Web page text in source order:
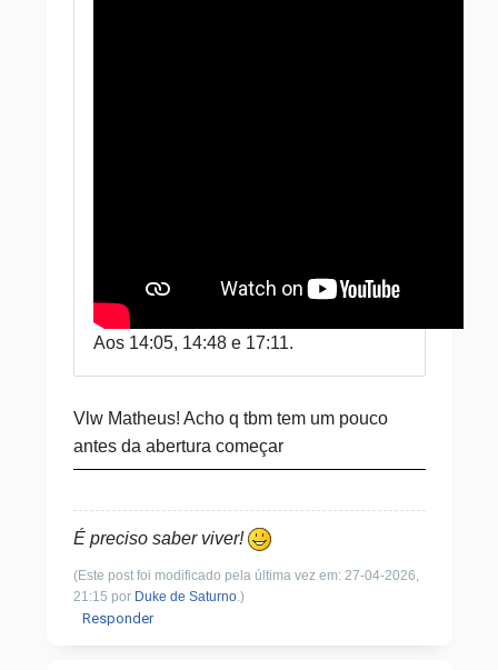
Aos 14:05, 14:48 e 17:11.
Vlw Matheus! Acho q tbm tem um pouco
antes da abertura começar
É preciso saber viver!
(Este post foi modificado pela última vez em: 27-04-2026,
21:15 por Duke de Saturno.)
Responder